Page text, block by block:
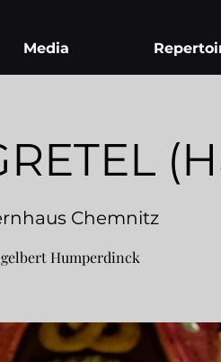
Media
Chemnitz